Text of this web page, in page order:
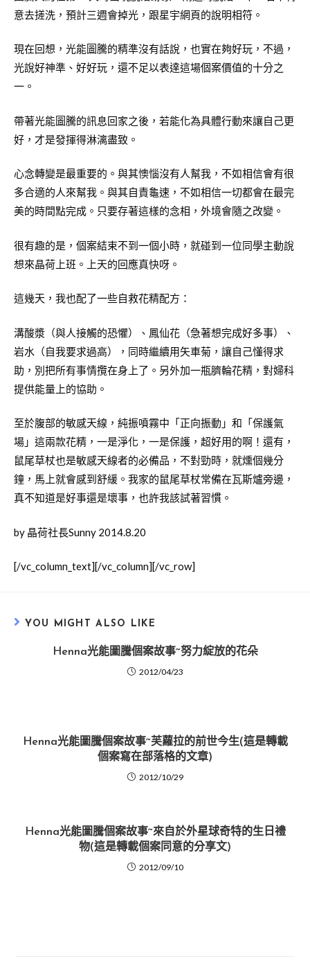
意去搓洗，預計三週會掉光，跟星宇網頁的說明相符。
現在回想，光能圖騰的精準沒有話說，也實在夠好玩，不過，
光說好神準、好好玩，還不足以表達這場個案價值的十分之
一。
帶著光能圖騰的訊息回家之後，若能化為具體行動來讓自己更
好，才是發揮得淋漓盡致。
心念轉變是最重要的。與其懊惱沒有人幫我，不如相信會有很
多合適的人來幫我。與其自責龜速，不如相信一切都會在最完
美的時間點完成。只要存著這樣的念相，外境會隨之改變。
很有趣的是，個案結束不到一個小時，就碰到一位同學主動說
想來晶荷上班。上天的回應真快呀。
這幾天，我也配了一些自救花精配方：
溝酸漿（與人接觸的恐懼）、鳳仙花（急著想完成好多事）、
岩水（自我要求過高），同時繼續用矢車菊，讓自己懂得求
助，別把所有事情攬在身上了。另外加一瓶臍輪花精，對婦科
提供能量上的協助。
至於腹部的敏感天線，純振噴霧中「正向振動」和「保護氣
場」這兩款花精，一是淨化，一是保護，超好用的啊！還有，
鼠尾草杖也是敏感天線者的必備品，不對勁時，就燻個幾分
鐘，馬上就會感到舒緩。我家的鼠尾草杖常備在瓦斯爐旁邊，
真不知道是好事還是壞事，也許我該試著習慣。
by 晶荷社長Sunny 2014.8.20
[/vc_column_text][/vc_column][/vc_row]
YOU MIGHT ALSO LIKE
Henna光能圖騰個案故事~努力綻放的花朵
2012/04/23
Henna光能圖騰個案故事~芙蘿拉的前世今生(這是轉載
個案寫在部落格的文章)
2012/10/29
Henna光能圖騰個案故事~來自於外星球奇特的生日禮
物(這是轉載個案同意的分享文)
2012/09/10